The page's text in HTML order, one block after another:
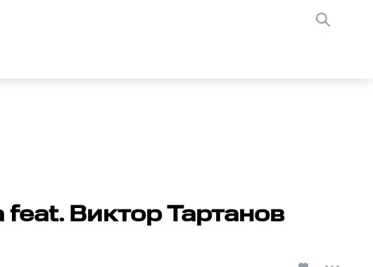
Виктор Тартанов